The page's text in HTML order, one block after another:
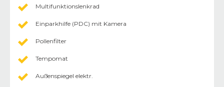
Multifunktionslenkrad
Einparkhilfe (PDC) mit Kamera
Pollenfilter
Tempomat
Außenspiegel elektr.